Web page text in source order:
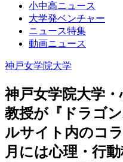
小中高ニュース
大学発ベンチャー
ニュース特集
動画ニュース
神戸女学院大学
神戸女学院大学
教授が『ドラゴ
ルサイト内のコ
月には心理・行